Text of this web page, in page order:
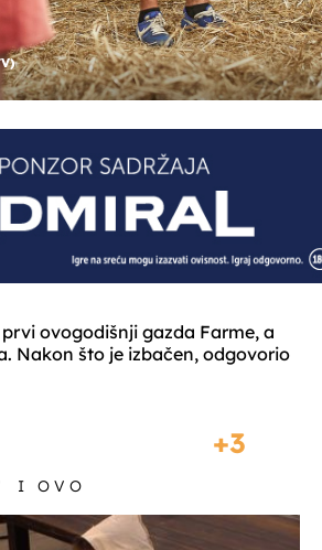
ovogodišnji gazda Farme, a
Nakon što je izbačen, odgovorio
3
I OVO